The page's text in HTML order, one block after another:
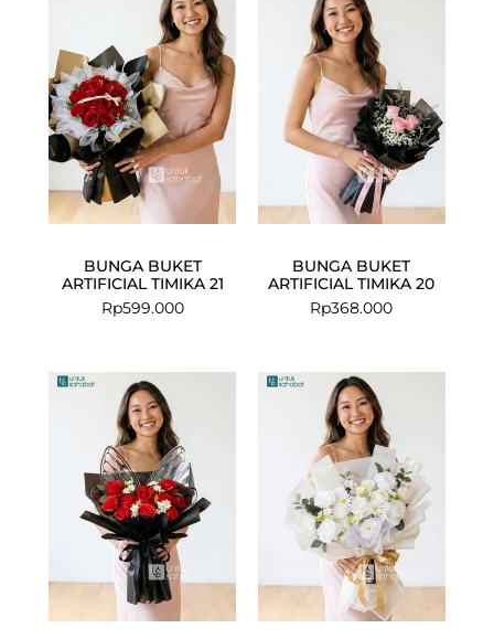
BUNGA BUKET
ARTIFICIAL TIMIKA 21
Rp599.000
BUNGA BUKET
ARTIFICIAL TIMIKA 20
Rp368.000